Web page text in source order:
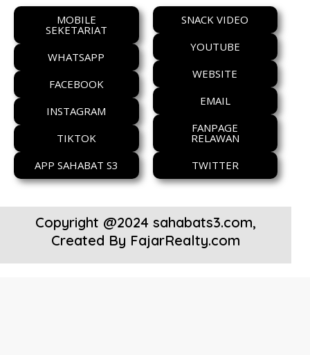
MOBILE
SEKETARIAT
WHATSAPP
FACEBOOK
INSTAGRAM
TIKTOK
APP SAHABAT S3
SNACK VIDEO
YOUTUBE
WEBSITE
EMAIL
FANPAGE
RELAWAN
TWITTER
Copyright @2024 sahabats3.com,
Created By FajarRealty.com